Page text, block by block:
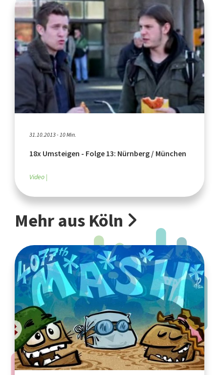
31.10.2013 - 10 Min.
18x Umsteigen - Folge 13: Nürnberg / München
Video
Mehr aus Köln